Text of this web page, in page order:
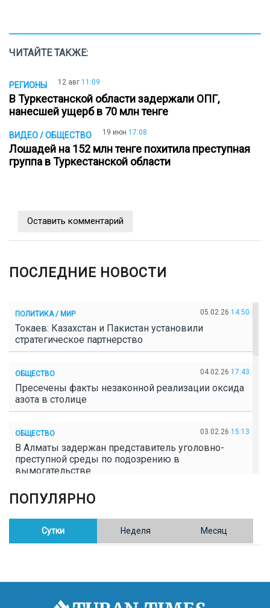
ЧИТАЙТЕ ТАКЖЕ:
РЕГИОНЫ 12 авг 11:09
В Туркестанской области задержали ОПГ,
нанесшей ущерб в 70 млн тенге
ВИДЕО / ОБЩЕСТВО 19 июн 17:08
Лошадей на 152 млн тенге похитила преступная
группа в Туркестанской области
Оставить комментарий
ПОСЛЕДНИЕ НОВОСТИ
ПОЛИТИКА / МИР 05.02.26 14:50
Токаев: Казахстан и Пакистан установили
стратегическое партнерство
ОБЩЕСТВО 04.02.26 17:43
Пресечены факты незаконной реализации оксида
азота в столице
ОБЩЕСТВО 03.02.26 15:13
В Алматы задержан представитель уголовно-
преступной среды по подозрению в
вымогательстве
ОБЩЕСТВО
Полицейские пресекли незаконное выращивание
конопли в Таразе
Казахстан возглавил Договор о зоне, свободной от
ПОПУЛЯРНО
Сутки Неделя Месяц